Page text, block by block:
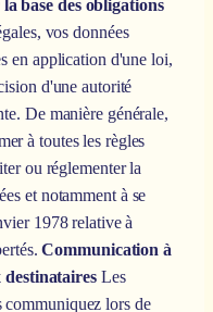
base des obligations
vos données
en application d'une loi,
d'une autorité
De manière générale,
à toutes les règles
ou réglementer la
et notamment à se
1978 relative à
Communication à
destinatairesLes
communiquez lors de